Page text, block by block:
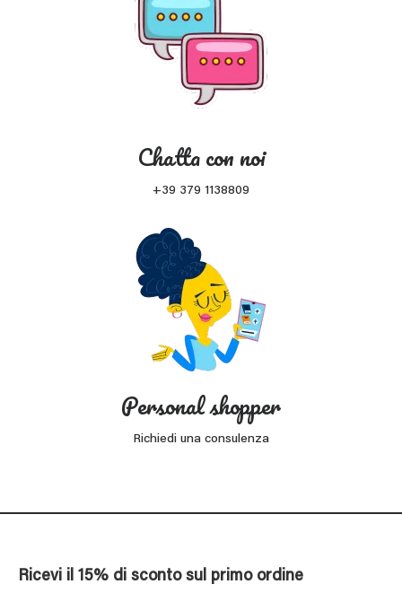
Chatta con noi
+39 379 1138809
Personal shopper
Richiedi una consulenza
Ricevi il 15% di sconto sul primo ordine